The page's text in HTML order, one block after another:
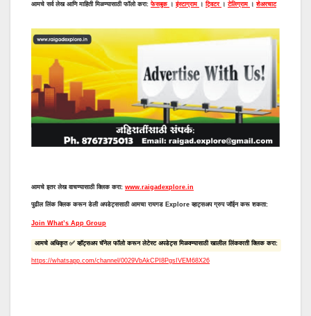
आमचे सर्व लेख आणि माहिती मिळण्यासाठी फॉलो करा: फेसबुक । इंस्टाग्राम । ट्विटर । टेलिग्राम । शेअरचाट
आमचे इतर लेख वाचण्यासाठी क्लिक करा: www.raigadexplore.in
पुढील लिंक क्लिक करून डेली अपडेट्ससाठी आमचा रायगड Explore व्हाट्सअप ग्रुप जॉईन करू शकता:
Join What’s App Group
आमचे अधिकृत ✅ व्हॉट्सअप चॅनेल फॉलो करून लेटेस्ट अपडेट्स मिळवण्यासाठी खालील लिंकवरती क्लिक करा:
https://whatsapp.com/channel/0029VbAkCPI8PgsIVEM68X26